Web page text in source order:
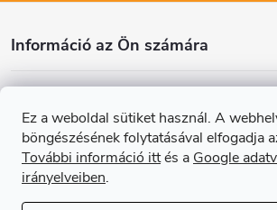
Ez a weboldal sütiket használ. A
böngészésének folytatásával elfogadja
További információ ittés a Google
irányelveiben.
é
Információ az Ön számára
Online fizetési lehetőséget